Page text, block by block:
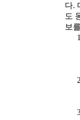
다.
도
보